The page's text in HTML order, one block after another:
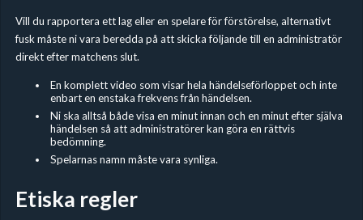
Vill du rapportera ett lag eller en spelare för förstörelse, alternativt
fusk måste ni vara beredda på att skicka följande till en administratör
direkt efter matchens slut.
En komplett video som visar hela händelseförloppet och inte
enbart en enstaka frekvens från händelsen.
Ni ska alltså både visa en minut innan och en minut efter själva
händelsen så att administratörer kan göra en rättvis
bedömning.
Spelarnas namn måste vara synliga.
Etiska regler